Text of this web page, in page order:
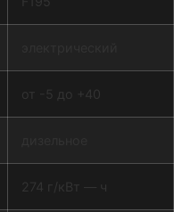
от -5 до +40
274 г/кВт — ч